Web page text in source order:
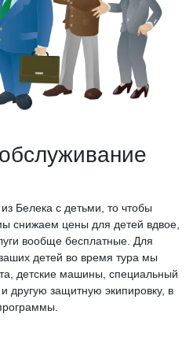
Белека с детьми, то чтобы
снижаем цены для детей вдвое,
вообще бесплатные. Для
детей во время тура мы
детские машины, специальный
другую защитную экипировку, в